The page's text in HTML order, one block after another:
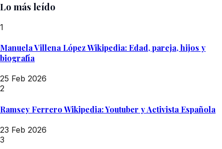
Lo más leído
1
Manuela Villena López Wikipedia: Edad, pareja, hijos y
biografía
25 Feb 2026
2
Ramsey Ferrero Wikipedia: Youtuber y Activista Española
23 Feb 2026
3